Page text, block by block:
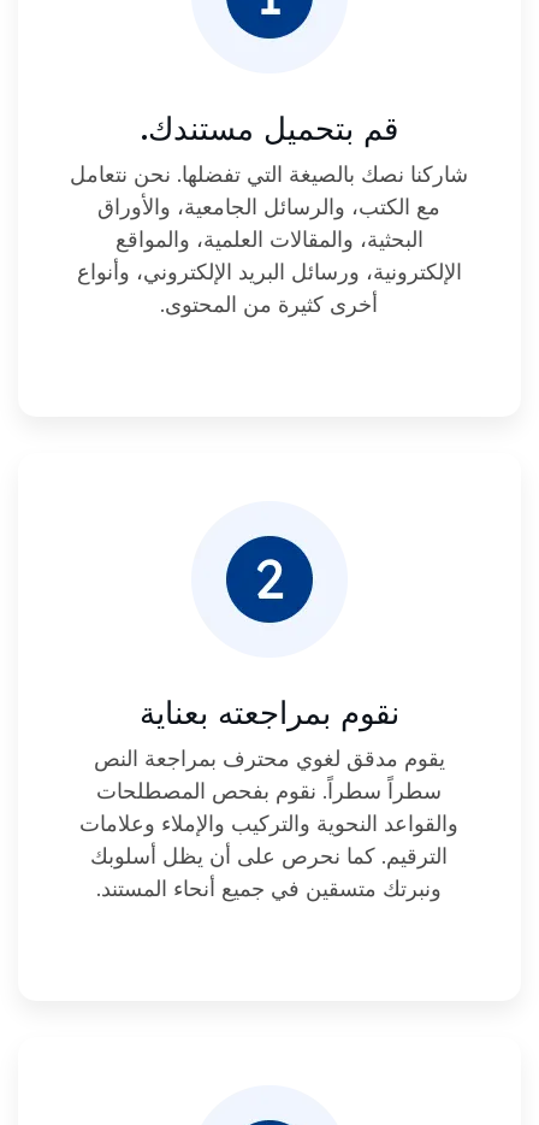
قم بتحميل مستندك.
شاركنا نصك بالصيغة التي تفضلها. نحن نتعامل
مع الكتب، والرسائل الجامعية، والأوراق
البحثية، والمقالات العلمية، والمواقع
الإلكترونية، ورسائل البريد الإلكتروني، وأنواع
أخرى كثيرة من المحتوى.
نقوم بمراجعته بعناية
يقوم مدقق لغوي محترف بمراجعة النص
سطراً سطراً. نقوم بفحص المصطلحات
والقواعد النحوية والتركيب والإملاء وعلامات
الترقيم. كما نحرص على أن يظل أسلوبك
ونبرتك متسقين في جميع أنحاء المستند.